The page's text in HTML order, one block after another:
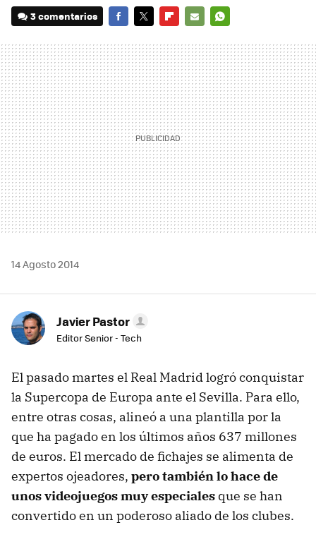
3 comentarios
MAIL
14 Agosto 2014
Javier Pastor
Editor Senior - Tech
El pasado martes el Real Madrid logró conquistar
la Supercopa de Europa ante el Sevilla. Para ello,
entre otras cosas, alineó a una plantilla por la
que ha pagado en los últimos años 637 millones
de euros. El mercado de fichajes se alimenta de
expertos ojeadores, pero también lo hace de
unos videojuegos muy especiales que se han
convertido en un poderoso aliado de los clubes.